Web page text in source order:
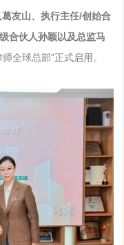
友山、执行主任/创始合
合伙人孙颖以及总监马
全球总部”正式启用。